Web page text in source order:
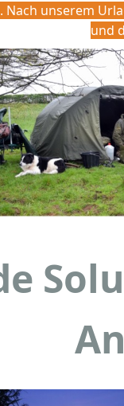
unserem
und